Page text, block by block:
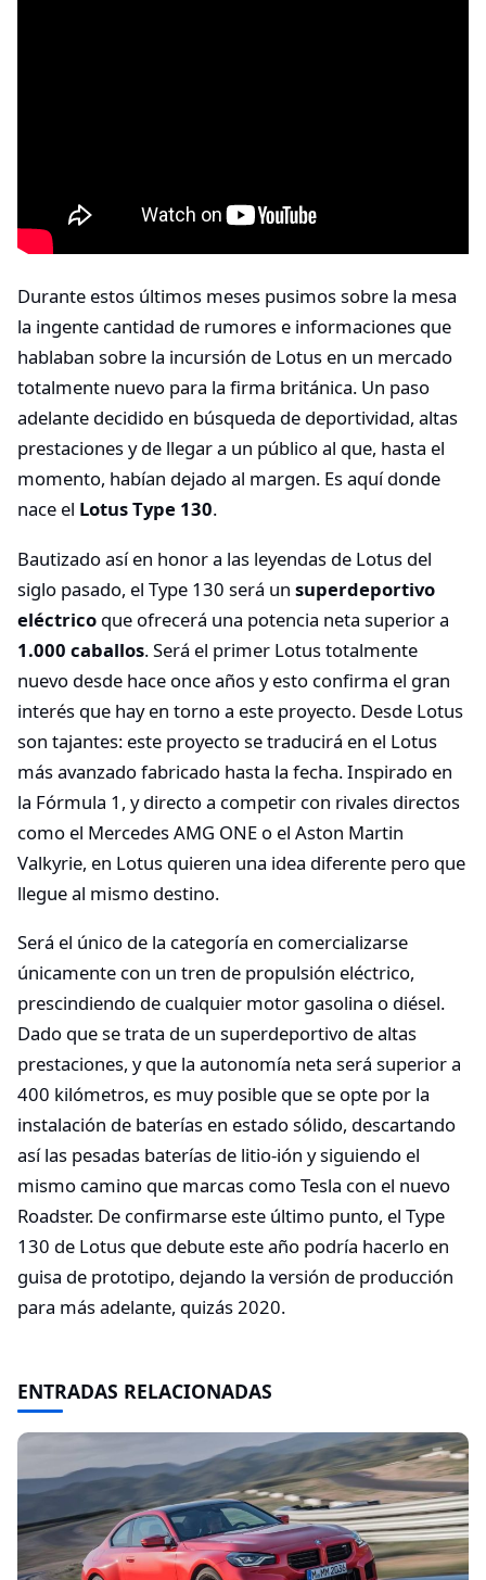
Durante estos últimos meses pusimos sobre la mesa
la ingente cantidad de rumores e informaciones que
hablaban sobre la incursión de Lotus en un mercado
totalmente nuevo para la firma británica. Un paso
adelante decidido en búsqueda de deportividad, altas
prestaciones y de llegar a un público al que, hasta el
momento, habían dejado al margen. Es aquí donde
nace el Lotus Type 130.
Bautizado así en honor a las leyendas de Lotus del
siglo pasado, el Type 130 será un superdeportivo
eléctrico que ofrecerá una potencia neta superior a
1.000 caballos. Será el primer Lotus totalmente
nuevo desde hace once años y esto confirma el gran
interés que hay en torno a este proyecto. Desde Lotus
son tajantes: este proyecto se traducirá en el Lotus
más avanzado fabricado hasta la fecha. Inspirado en
la Fórmula 1, y directo a competir con rivales directos
como el Mercedes AMG ONE o el Aston Martin
Valkyrie, en Lotus quieren una idea diferente pero que
llegue al mismo destino.
Será el único de la categoría en comercializarse
únicamente con un tren de propulsión eléctrico,
prescindiendo de cualquier motor gasolina o diésel.
Dado que se trata de un superdeportivo de altas
prestaciones, y que la autonomía neta será superior a
400 kilómetros, es muy posible que se opte por la
instalación de baterías en estado sólido, descartando
así las pesadas baterías de litio-ión y siguiendo el
mismo camino que marcas como Tesla con el nuevo
Roadster. De confirmarse este último punto, el Type
130 de Lotus que debute este año podría hacerlo en
guisa de prototipo, dejando la versión de producción
para más adelante, quizás 2020.
ENTRADAS RELACIONADAS